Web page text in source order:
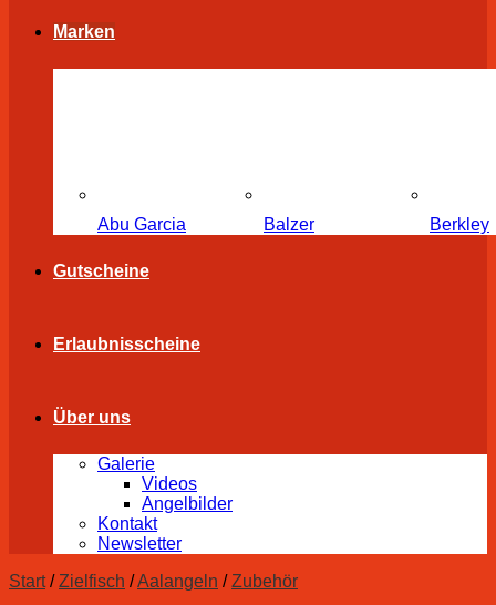
Marken
Abu Garcia Balzer Berkley
Gutscheine
Erlaubnisscheine
Über uns
Galerie
Videos
Angelbilder
Kontakt
Newsletter
Start / Zielfisch /Aalangeln / Zubehör